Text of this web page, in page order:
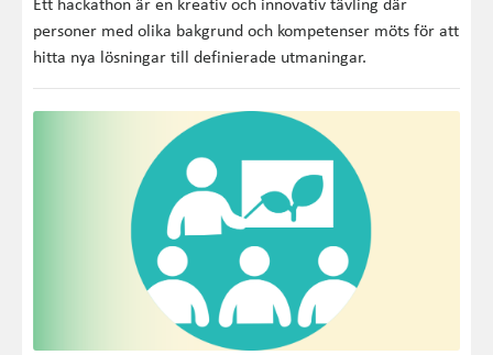
Ett hackathon är en kreativ och innovativ tävling där
personer med olika bakgrund och kompetenser möts för att
hitta nya lösningar till definierade utmaningar.